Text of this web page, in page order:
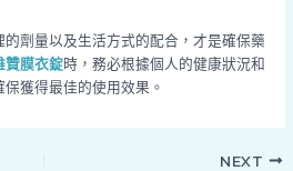
劑量以及生活方式的配合，才是確保藥
贊膜衣錠時，務必根據個人的健康狀況和
獲得最佳的使用效果。
NEXT